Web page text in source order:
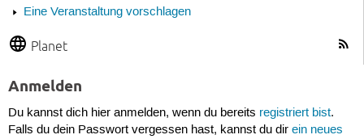
Eine Veranstaltung vorschlagen
Planet
Anmelden
Du kannst dich hier anmelden, wenn du bereits registriert bist.
Falls du dein Passwort vergessen hast, kannst du dir ein neues